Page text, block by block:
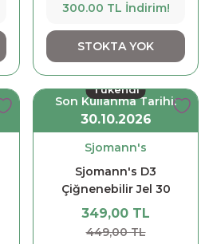
300.00 TL İndirim!
STOKTA YOK
Tükendi
Son Kullanma Tarihi:
30.10.2026
Sjomann's
Sjomann's D3
Çiğnenebilir Jel 30
Tablet
349,00 TL
449,00 TL